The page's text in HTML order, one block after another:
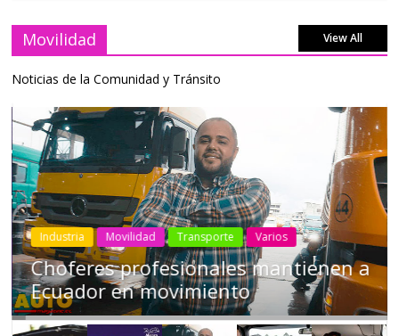
Movilidad View All
Noticias de la Comunidad y Tránsito
Industria Movilidad Transporte Varios
Choferes profesionales mantienen a
Ecuador en movimiento